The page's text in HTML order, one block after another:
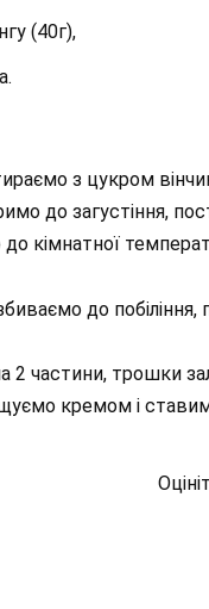
(40г),
з цукром
до загустіння,
кімнатної
до
2 частини, трошки
кремом і